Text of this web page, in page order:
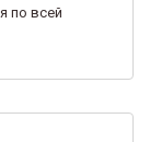
по всей